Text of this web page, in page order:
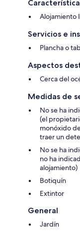
Alojamiento
Servicios e
Plancha o
Aspectos
Cerca del
Medidas de
No se ha
(el
monóxido
traer un
No se ha
no ha
alojamiento)
Botiquín
Extintor
General
Jardín